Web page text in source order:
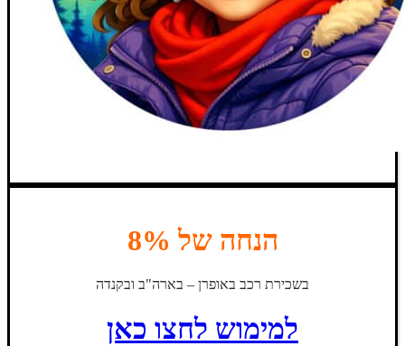
הנחה של 8%
בשכירת רכב באופרן – בארה"ב ובקנדה
למימוש לחצו כאן